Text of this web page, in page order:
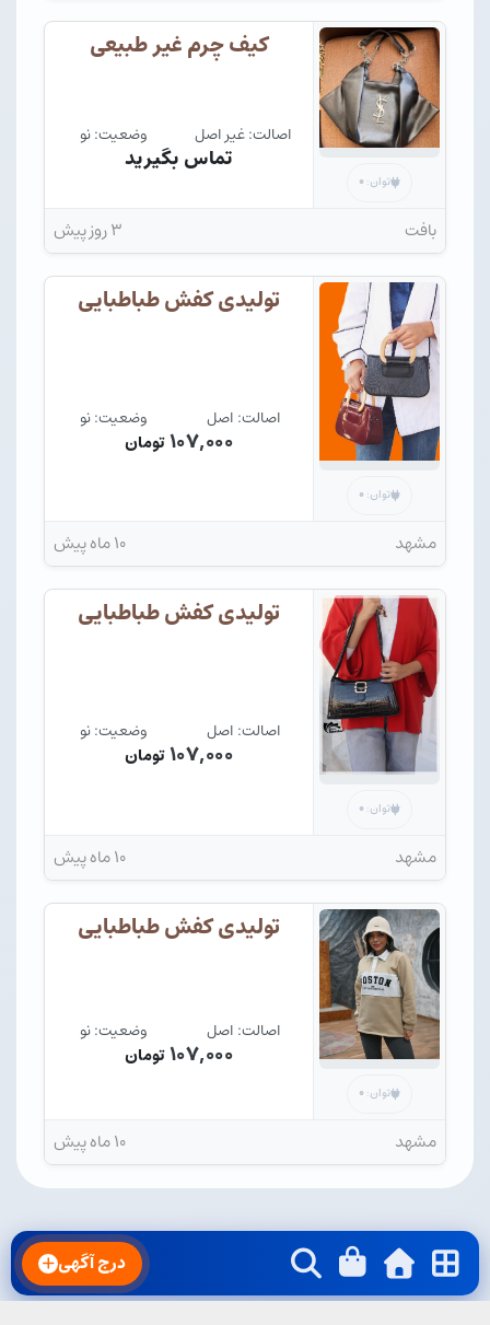
توان: ۰
کیف چرم غیر طبیعی
اصالت: غیر اصل وضعیت: نو
تماس بگیرید
بافت ۳ روز پیش
توان: ۰
تولیدی کفش طباطبایی
اصالت: اصل وضعیت: نو
۱۰۷,۰۰۰تومان
مشهد ۱۰ ماه پیش
توان: ۰
تولیدی کفش طباطبایی
اصالت: اصل وضعیت: نو
۱۰۷,۰۰۰تومان
مشهد ۱۰ ماه پیش
توان: ۰
تولیدی کفش طباطبایی
اصالت: اصل وضعیت: نو
۱۰۷,۰۰۰تومان
مشهد ۱۰ ماه پیش
درج آگهی